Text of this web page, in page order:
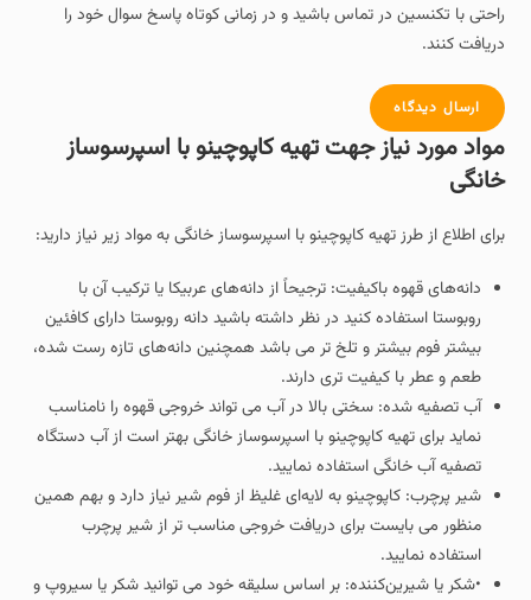
راحتی با تکنسین در تماس باشید و در زمانی کوتاه پاسخ سوال خود را
دریافت کنند.
ارسال دیدگاه
مواد مورد نیاز جهت تهیه کاپوچینو با اسپرسوساز
خانگی
برای اطلاع از طرز تهیه کاپوچینو با اسپرسوساز خانگی به مواد زیر نیاز دارید:
دانه‌های قهوه باکیفیت: ترجیحاً از دانه‌های عربیکا یا ترکیب آن با
روبوستا استفاده کنید در نظر داشته باشید دانه روبوستا دارای کافئین
بیشتر فوم بیشتر و تلخ تر می باشد همچنین دانه‌های تازه‌ رست شده،
طعم و عطر با کیفیت تری دارند.
آب تصفیه‌ شده: سختی بالا در آب می تواند خروجی قهوه را نامناسب
نماید برای تهیه کاپوچینو با اسپرسوساز خانگی بهتر است از آب دستگاه
تصفیه آب خانگی استفاده نمایید.
شیر پرچرب: کاپوچینو به لایه‌ای غلیظ از فوم شیر نیاز دارد و بهم همین
منظور می بایست برای دریافت خروجی مناسب تر از شیر پرچرب
استفاده نمایید.
•شکر یا شیرین‌کننده: بر اساس سلیقه خود می توانید شکر یا سیروپ و